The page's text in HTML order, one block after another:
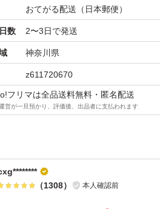
袋にいれて、簡易包装で発送させ
ィアボーテ オイルインシャンプー
Kracie
おてがる配送（日本郵便）
数 2〜3日で発送
神奈川県
z611720670
フリマは全品送料無料・匿名配送
営が一旦預かり、評価後、出品者に支払われます
（1308） 本人確認前